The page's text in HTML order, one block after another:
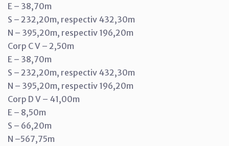
E – 38,70m
S – 232,20m, respectiv 432,30m
N – 395,20m, respectiv 196,20m
Corp C V – 2,50m
E – 38,70m
S – 232,20m, respectiv 432,30m
N – 395,20m, respectiv 196,20m
Corp D V – 41,00m
E – 8,50m
S – 66,20m
N –567,75m